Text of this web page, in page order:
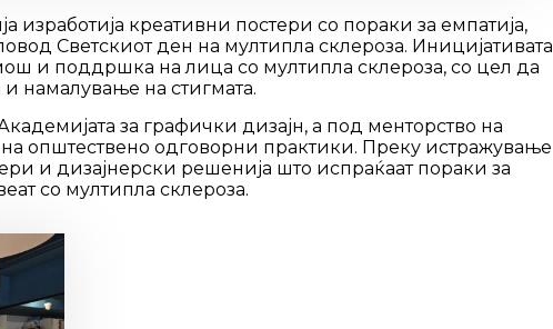
креативни постери со пораки за емпатија,
Светскиот ден на мултипла склероза. Иницијативата
и поддршка на лица со мултипла склероза, со цел да
и намалување на стигмата.
за графички дизајн, а под менторство на
општествено одговорни практики. Преку истражување
и дизајнерски решенија што испраќаат пораки за
со мултипла склероза.